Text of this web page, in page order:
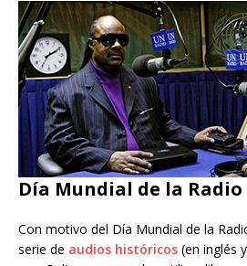
Día Mundial de la Radio
Con motivo del Día Mundial de la
serie de audios históricos (en inglés